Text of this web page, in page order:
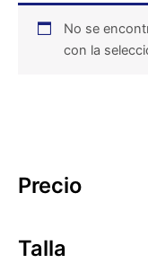
Precio
Talla
No se
con la